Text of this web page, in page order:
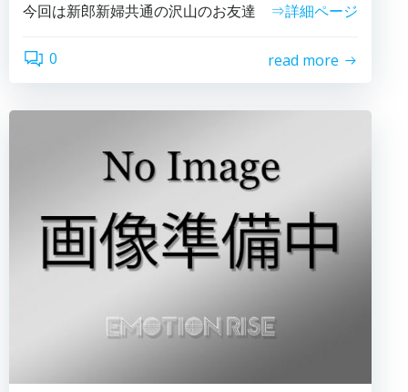
今回は新郎新婦共通の沢山のお友達 ⇒詳細ページ
0 read more